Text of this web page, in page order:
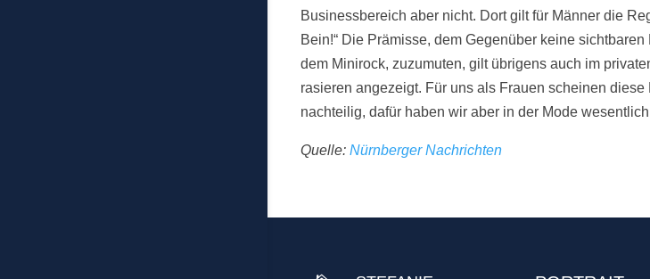
Businessbereich aber nicht. Dort gilt für Männer die
Bein!“ Die Prämisse, dem Gegenüber keine
dem Minirock, zuzumuten, gilt übrigens auch im
rasieren angezeigt. Für uns als Frauen scheinen
nachteilig, dafür haben wir aber in der Mode
Quelle: Nürnberger Nachrichten